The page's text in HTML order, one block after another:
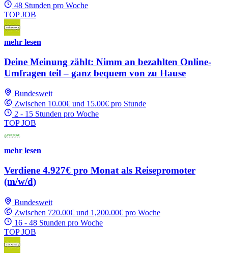
48 Stunden pro Woche
TOP JOB
mehr lesen
Deine Meinung zählt: Nimm an bezahlten Online-
Umfragen teil – ganz bequem von zu Hause
Bundesweit
Zwischen 10.00€ und 15.00€ pro Stunde
2 - 15 Stunden pro Woche
TOP JOB
mehr lesen
Verdiene 4.927€ pro Monat als Reisepromoter
(m/w/d)
Bundesweit
Zwischen 720.00€ und 1,200.00€ pro Woche
16 - 48 Stunden pro Woche
TOP JOB